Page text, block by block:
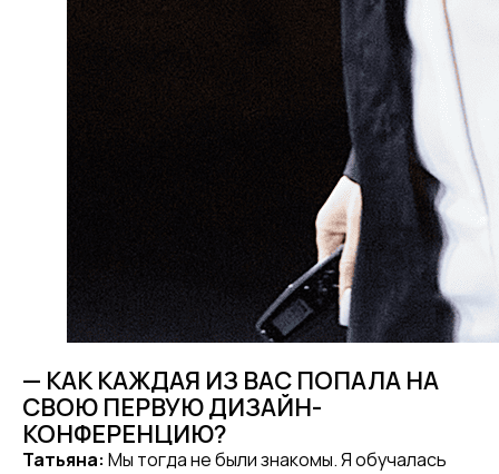
— КАК КАЖДАЯ ИЗ ВАС ПОПАЛА НА
СВОЮ ПЕРВУЮ ДИЗАЙН-
КОНФЕРЕНЦИЮ?
Татьяна: Мы тогда не были знакомы. Я обучалась